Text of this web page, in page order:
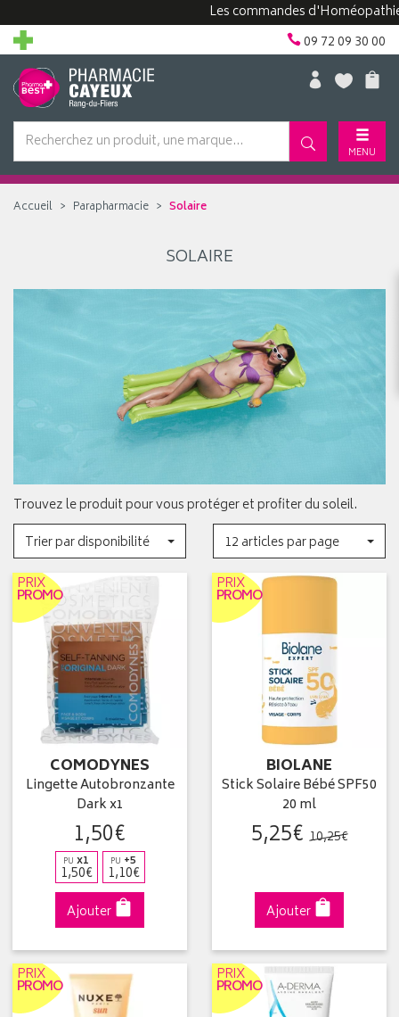
Les commandes d'Homéopathie
09 72 09 30 00
MENU
Accueil Parapharmacie Solaire
SOLAIRE
Trouvez le produit pour vous protéger et profiter du soleil.
Trier par disponibilité
12 articles par page
PRIX
PROMO
COMODYNES
Lingette Autobronzante
Dark x1
1,50€
PU x1
1,50€ PU +5
1,10€
Ajouter
PRIX
PROMO
BIOLANE
Stick Solaire Bébé SPF50
20 ml
5,25€ 10,25€
Ajouter
PRIX
PROMO
PRIX
PROMO